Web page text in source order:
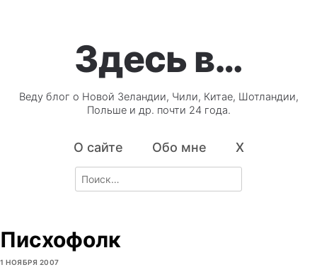
Здесь в…
Веду блог о Новой Зеландии, Чили, Китае, Шотландии,
Польше и др. почти 24 года.
О сайте Обо мне X
Search
for:
Писхофолк
1 НОЯБРЯ 2007